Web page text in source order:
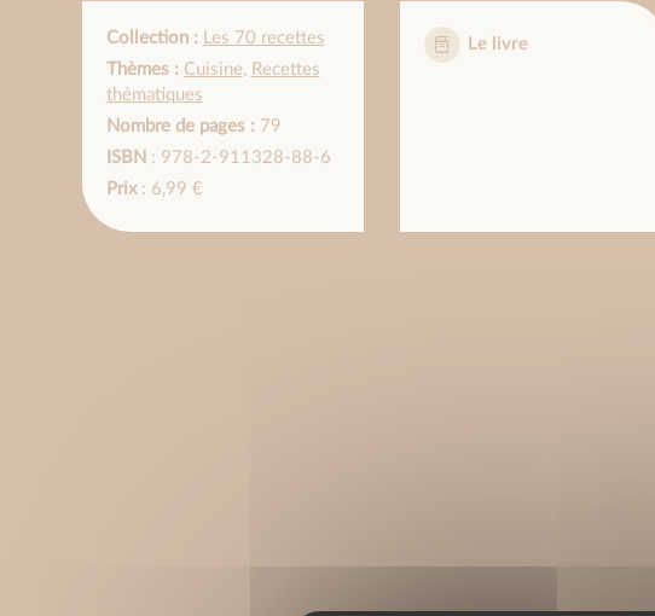
Collection : Les 70 recettes
Thèmes : Cuisine, Recettes
thématiques
Nombre de pages :79
ISBN : 978-2-911328-88-6
Prix: 6,99 €
Le livre